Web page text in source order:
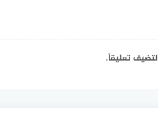
لتضيف تعليقاً.